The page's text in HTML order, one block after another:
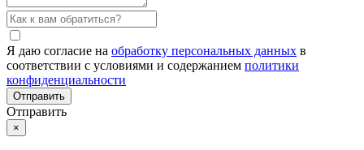
Я даю согласие на обработку персональных данных в
соответствии с условиями и содержанием политики
конфиденциальности
Отправить
×